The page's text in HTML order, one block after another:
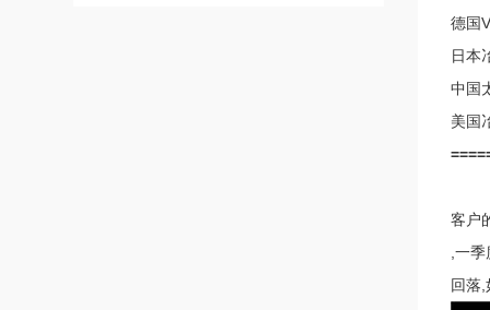
德国
日本
中国
美国
客户
,一
回落